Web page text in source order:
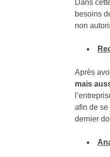
Dans
besoins
non
Après
mais
afin de se
dernier